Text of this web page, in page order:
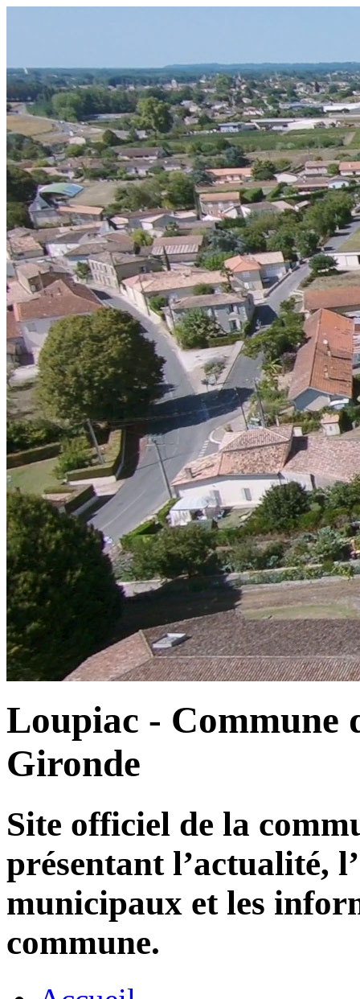
Loupiac - Commune
Gironde
Site officiel de la
présentant l’actualité,
municipaux et les
commune.